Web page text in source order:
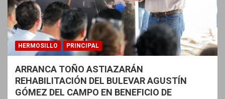
HERMOSILLO PRINCIPAL
ARRANCA TOÑO ASTIAZARÁN
REHABILITACIÓN DEL BULEVAR AGUSTÍN
GÓMEZ DEL CAMPO EN BENEFICIO DE